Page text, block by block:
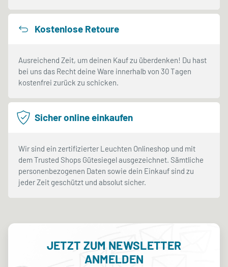
Kostenlose Retoure
Ausreichend Zeit, um deinen Kauf zu überdenken! Du hast
bei uns das Recht deine Ware innerhalb von 30 Tagen
kostenfrei zurück zu schicken.
Sicher online einkaufen
Wir sind ein zertifizierter Leuchten Onlineshop und mit
dem Trusted Shops Gütesiegel ausgezeichnet. Sämtliche
personenbezogenen Daten sowie dein Einkauf sind zu
jeder Zeit geschützt und absolut sicher.
JETZT ZUM NEWSLETTER
ANMELDEN